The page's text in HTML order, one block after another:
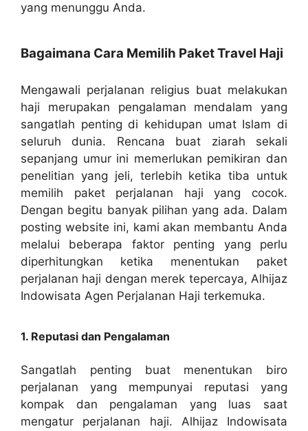
yang menunggu Anda.
Bagaimana Cara Memilih Paket Travel Haji
Mengawali perjalanan religius buat melakukan
haji merupakan pengalaman mendalam yang
sangatlah penting di kehidupan umat Islam di
seluruh dunia. Rencana buat ziarah sekali
sepanjang umur ini memerlukan pemikiran dan
penelitian yang jeli, terlebih ketika tiba untuk
memilih paket perjalanan haji yang cocok.
Dengan begitu banyak pilihan yang ada. Dalam
posting website ini, kami akan membantu Anda
melalui beberapa faktor penting yang perlu
diperhitungkan ketika menentukan paket
perjalanan haji dengan merek tepercaya, Alhijaz
Indowisata Agen Perjalanan Haji terkemuka.
1. Reputasi dan Pengalaman
Sangatlah penting buat menentukan biro
perjalanan yang mempunyai reputasi yang
kompak dan pengalaman yang luas saat
mengatur perjalanan haji. Alhijaz Indowisata